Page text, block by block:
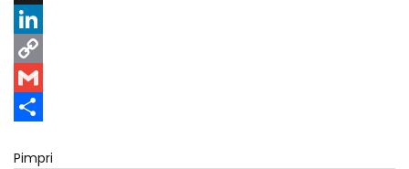
X
LinkedIn
Copy
Link
Gmail
Pimpri